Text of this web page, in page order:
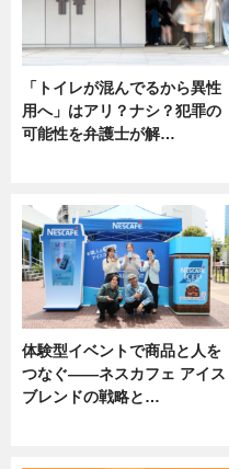
「トイレが混んでるから異性
用へ」はアリ？ナシ？犯罪の
可能性を弁護士が解…
体験型イベントで商品と人を
つなぐ――ネスカフェ アイス
ブレンドの戦略と…